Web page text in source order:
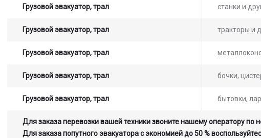
Грузовой эвакуатор, трал станки и
Грузовой эвакуатор, трал тракторы и
Грузовой эвакуатор, трал
Грузовой эвакуатор, трал бочки,
Грузовой эвакуатор, трал бытовки,
Для заказа перевозки вашей техники звоните нашему оператору по
Для заказа попутного эвакуатора с экономией до 50 %